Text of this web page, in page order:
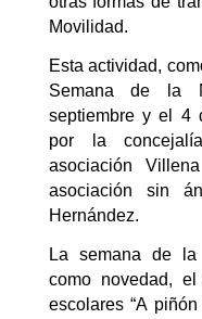
Movilidad.
Esta actividad,
Semana de la
septiembre y el 4
por la
asociación
asociación sin
Hernández.
La semana de
como novedad,
escolares “A